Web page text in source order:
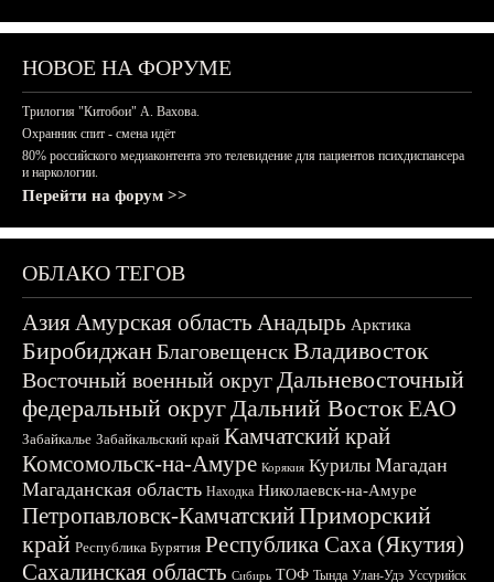
НОВОЕ НА ФОРУМЕ
Трилогия "Китобои" А. Вахова.
Охранник спит - смена идёт
80% российского медиаконтента это телевидение для пациентов психдиспансера
и наркологии.
Перейти на форум >>
ОБЛАКО ТЕГОВ
АзияАмурская область Анадырь Арктика
БиробиджанБлаговещенскВладивосток
Восточный военный округДальневосточный
федеральный округДальний ВостокЕАО
Забайкалье Забайкальский край Камчатский край
Комсомольск-на-Амуре Корякия Курилы Магадан
Магаданская область Находка Николаевск-на-Амуре
Петропавловск-КамчатскийПриморский
край Республика Бурятия Республика Саха (Якутия)
Сахалинская область Сибирь ТОФ Тында Улан-Удэ Уссурийск